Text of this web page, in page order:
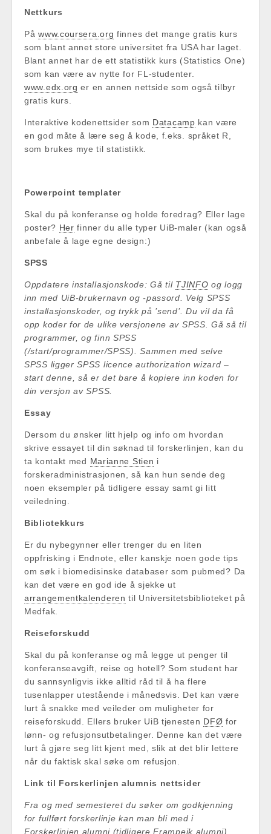
Nettkurs
Påwww.coursera.org finnes det mange gratis kurs
som blant annet store universitet fra USA har laget.
Blant annet har de ett statistikk kurs (Statistics One)
som kan være av nytte for FL-studenter.
www.edx.org er en annen nettside som også tilbyr
gratis kurs.
Interaktive kodenettsider som Datacamp kan være
en god måte å lære seg å kode, f.eks. språket R,
som brukes mye til statistikk.
Powerpoint templater
Skal du på konferanse og holde foredrag? Eller lage
poster? Her finner du alle typer UiB-maler (kan også
anbefale å lage egne design:)
SPSS
Oppdatere installasjonskode: Gå til TJINFO og logg
inn med UiB-brukernavn og -passord. Velg SPSS
installasjonskoder, og trykk på ’send’. Du vil da få
opp koder for de ulike versjonene av SPSS. Gå så til
programmer, og finn SPSS
(/start/programmer/SPSS). Sammen med selve
SPSS ligger SPSS licence authorization wizard –
start denne, så er det bare å kopiere inn koden for
din versjon av SPSS.
Essay
Dersom du ønsker litt hjelp og info om hvordan
skrive essayet til din søknad til forskerlinjen, kan du
ta kontakt med Marianne Stien i
forskeradministrasjonen, så kan hun sende deg
noen eksempler på tidligere essay samt gi litt
veiledning.
Bibliotekkurs
Er du nybegynner eller trenger du en liten
oppfrisking i Endnote, eller kanskje noen gode tips
om søk i biomedisinske databaser som pubmed? Da
kan det være en god ide å sjekke ut
arrangementkalenderen til Universitetsbiblioteket på
Medfak.
Reiseforskudd
Skal du på konferanse og må legge ut penger til
konferanseavgift, reise og hotell? Som student har
du sannsynligvis ikke alltid råd til å ha flere
tusenlapper utestående i månedsvis. Det kan være
lurt å snakke med veileder om muligheter for
reiseforskudd. Ellers bruker UiB tjenesten DFØ for
lønn- og refusjonsutbetalinger. Denne kan det være
lurt å gjøre seg litt kjent med, slik at det blir lettere
når du faktisk skal søke om refusjon.
Link til Forskerlinjen alumnis nettsider
Fra og med semesteret du søker om godkjenning
for fullført forskerlinje kan man bli med i
Forskerlinjen alumni (tidligere Frampeik alumni).